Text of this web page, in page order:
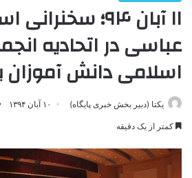
۱۱ آبان ۹۴؛
عباسی در اتحادیه
اسلامی دانش آموزان
یکتا (دبیر بخش خبری پایگاه) ۱۰ آبان ۱۳۹۴
کمتر از یک دقیقه